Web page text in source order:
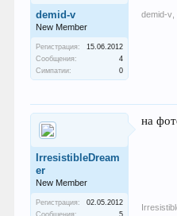
demid-v
New Member
Регистрация:
15.06.2012
Сообщения:
4
Симпатии:
0
demid-v
IrresistibleDream
er
New Member
Регистрация:
02.05.2012
Сообщения:
5
на